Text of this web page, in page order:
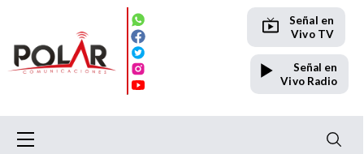
Señal en
Vivo TV
Señal en
Vivo Radio